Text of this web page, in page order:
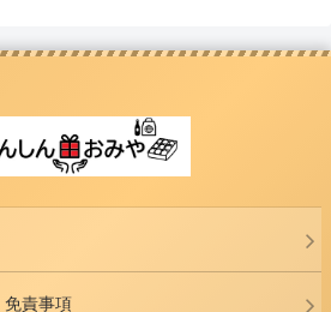
免責事項